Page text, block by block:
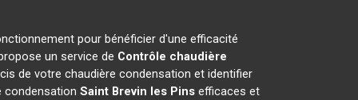
pour bénéficier d'une efficacité
un service de Contrôle chaudière
de votre chaudière condensation et identifier
condensation Saint Brevin les Pinsefficaces et